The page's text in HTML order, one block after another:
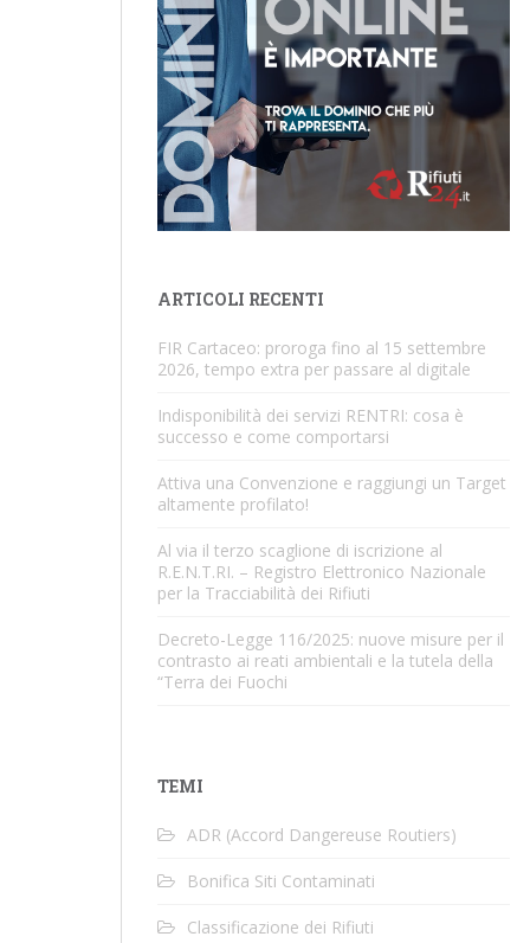
ARTICOLI RECENTI
FIR Cartaceo: proroga fino al 15 settembre
2026, tempo extra per passare al digitale
Indisponibilità dei servizi RENTRI: cosa è
successo e come comportarsi
Attiva una Convenzione e raggiungi un Target
altamente profilato!
Al via il terzo scaglione di iscrizione al
R.E.N.T.RI. – Registro Elettronico Nazionale
per la Tracciabilità dei Rifiuti
Decreto-Legge 116/2025: nuove misure per il
contrasto ai reati ambientali e la tutela della
“Terra dei Fuochi
TEMI
ADR (Accord Dangereuse Routiers)
Bonifica Siti Contaminati
Classificazione dei Rifiuti